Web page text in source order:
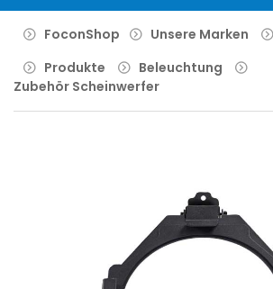
FoconShop Unsere Marken
Produkte
Beleuchtung
Zubehör Scheinwerfer